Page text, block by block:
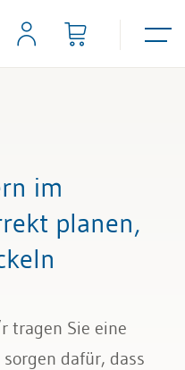
im
planen,
tragen Sie eine
dafür, dass